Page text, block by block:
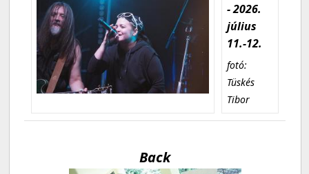
- 2026.
július
11.-12.
fotó:
Tüskés
Tibor
Back